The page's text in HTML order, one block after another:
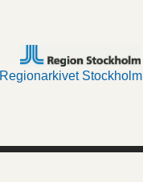
Regionarkivet Stockholm